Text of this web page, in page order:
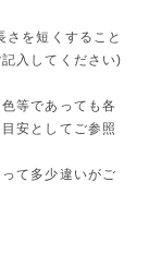
を短くすること
入してください)
等であっても各
安としてご参照
て多少違いがご